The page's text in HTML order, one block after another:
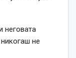
неговата
не